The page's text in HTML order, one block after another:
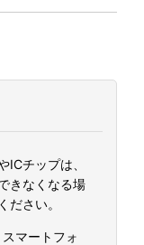
ICチップは、
きなくなる場
ださい。
マートフォ